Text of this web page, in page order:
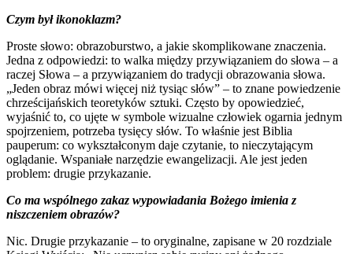
Czym był ikonoklazm?
Proste słowo: obrazoburstwo, a jakie skomplikowane znaczenia.
Jedna z odpowiedzi: to walka między przywiązaniem do słowa – a
raczej Słowa – a przywiązaniem do tradycji obrazowania słowa.
„Jeden obraz mówi więcej niż tysiąc słów” – to znane powiedzenie
chrześcijańskich teoretyków sztuki. Często by opowiedzieć,
wyjaśnić to, co ujęte w symbole wizualne człowiek ogarnia jednym
spojrzeniem, potrzeba tysięcy słów. To właśnie jest Biblia
pauperum: co wykształconym daje czytanie, to nieczytającym
oglądanie. Wspaniałe narzędzie ewangelizacji. Ale jest jeden
problem: drugie przykazanie.
Co ma wspólnego zakaz wypowiadania Bożego imienia z
niszczeniem obrazów?
Nic. Drugie przykazanie – to oryginalne, zapisane w 20 rozdziale